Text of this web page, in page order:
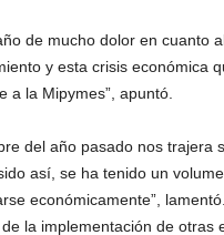
de mucho dolor en cuanto
y esta crisis económica
a la Mipymes”, apuntó.
del año pasado nos trajera
así, se ha tenido un
económicamente”,
la implementación de otras